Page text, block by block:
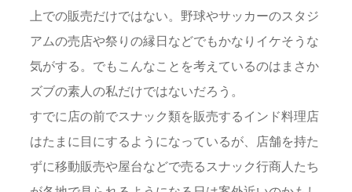
上での販売だけではない。野球やサッカーのスタジ
アムの売店や祭りの縁日などでもかなりイケそうな
気がする。でもこんなことを考えているのはまさか
ズブの素人の私だけではないだろう。
すでに店の前でスナック類を販売するインド料理店
はたまに目にするようになっているが、店舗を持た
ずに移動販売や屋台などで売るスナック行商人たち